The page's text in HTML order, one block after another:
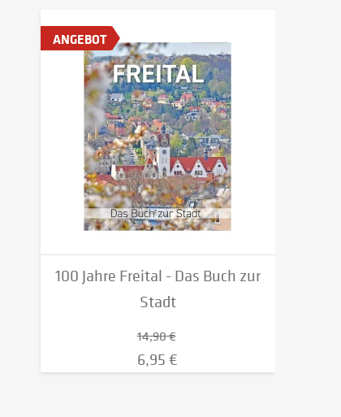
ANGEBOT
100 Jahre Freital - Das Buch zur
Stadt
14,90 €
6,95 €